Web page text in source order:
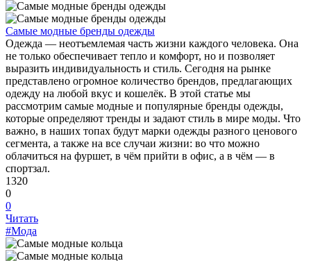
Самые модные бренды одежды
Одежда — неотъемлемая часть жизни каждого человека. Она
не только обеспечивает тепло и комфорт, но и позволяет
выразить индивидуальность и стиль. Сегодня на рынке
представлено огромное количество брендов, предлагающих
одежду на любой вкус и кошелёк. В этой статье мы
рассмотрим самые модные и популярные бренды одежды,
которые определяют тренды и задают стиль в мире моды. Что
важно, в наших топах будут марки одежды разного ценового
сегмента, а также на все случаи жизни: во что можно
облачиться на фуршет, в чём прийти в офис, а в чём — в
спортзал.
1320
0
0
Читать
#Мода